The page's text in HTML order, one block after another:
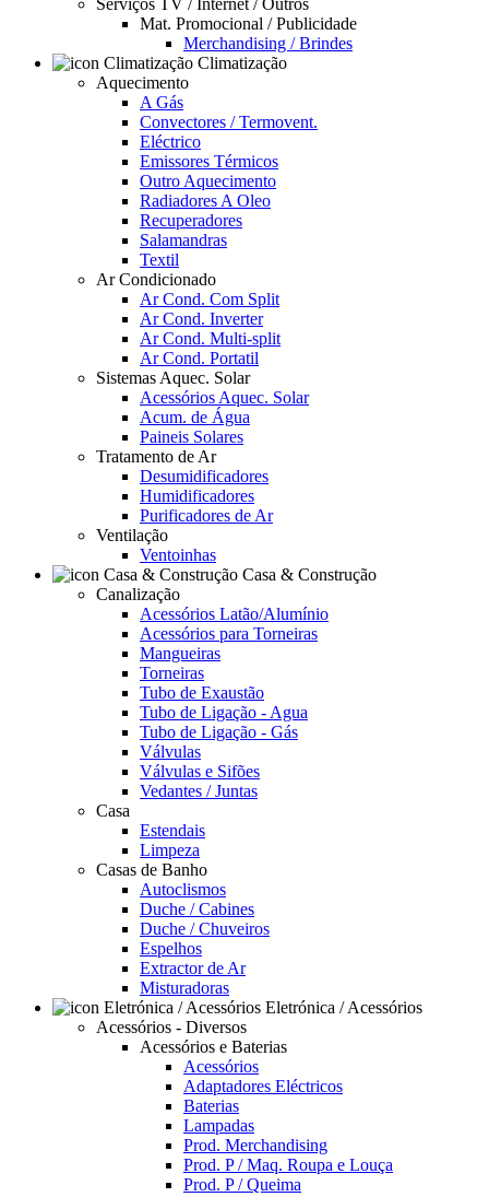
Serviços TV / Internet / Outros
Mat. Promocional / Publicidade
Merchandising / Brindes
Climatização
Aquecimento
A Gás
Convectores / Termovent.
Eléctrico
Emissores Térmicos
Outro Aquecimento
Radiadores A Oleo
Recuperadores
Salamandras
Textil
Ar Condicionado
Ar Cond. Com Split
Ar Cond. Inverter
Ar Cond. Multi-split
Ar Cond. Portatil
Sistemas Aquec. Solar
Acessórios Aquec. Solar
Acum. de Água
Paineis Solares
Tratamento de Ar
Desumidificadores
Humidificadores
Purificadores de Ar
Ventilação
Ventoinhas
Casa & Construção
Canalização
Acessórios Latão/Alumínio
Acessórios para Torneiras
Mangueiras
Torneiras
Tubo de Exaustão
Tubo de Ligação - Agua
Tubo de Ligação - Gás
Válvulas
Válvulas e Sifões
Vedantes / Juntas
Casa
Estendais
Limpeza
Casas de Banho
Autoclismos
Duche / Cabines
Duche / Chuveiros
Espelhos
Extractor de Ar
Misturadoras
Eletrónica / Acessórios
Acessórios - Diversos
Acessórios e Baterias
Acessórios
Adaptadores Eléctricos
Baterias
Lampadas
Prod. Merchandising
Prod. P / Maq. Roupa e Louça
Prod. P / Queima